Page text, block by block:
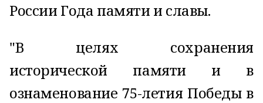
России Года памяти и славы.
"В целях сохранения
исторической памяти и в
ознаменование 75-летия Победы в